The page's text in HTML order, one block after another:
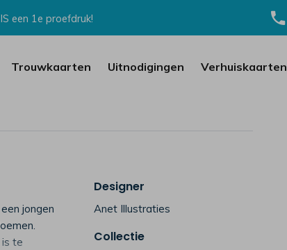
een 1e proefdruk!
Trouwkaarten Uitnodigingen Verhuiskaarten
jongen
te
Designer
Anet Illustraties
Collectie